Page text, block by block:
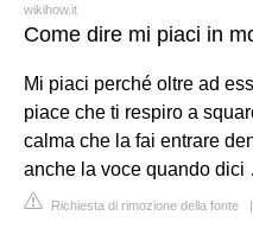
wikihow.it
Come dire mi piaci in
Mi piaci perché oltre ad
piace che ti respiro a
calma che la fai entrare
anche la voce quando
Richiesta di rimozione della fonte